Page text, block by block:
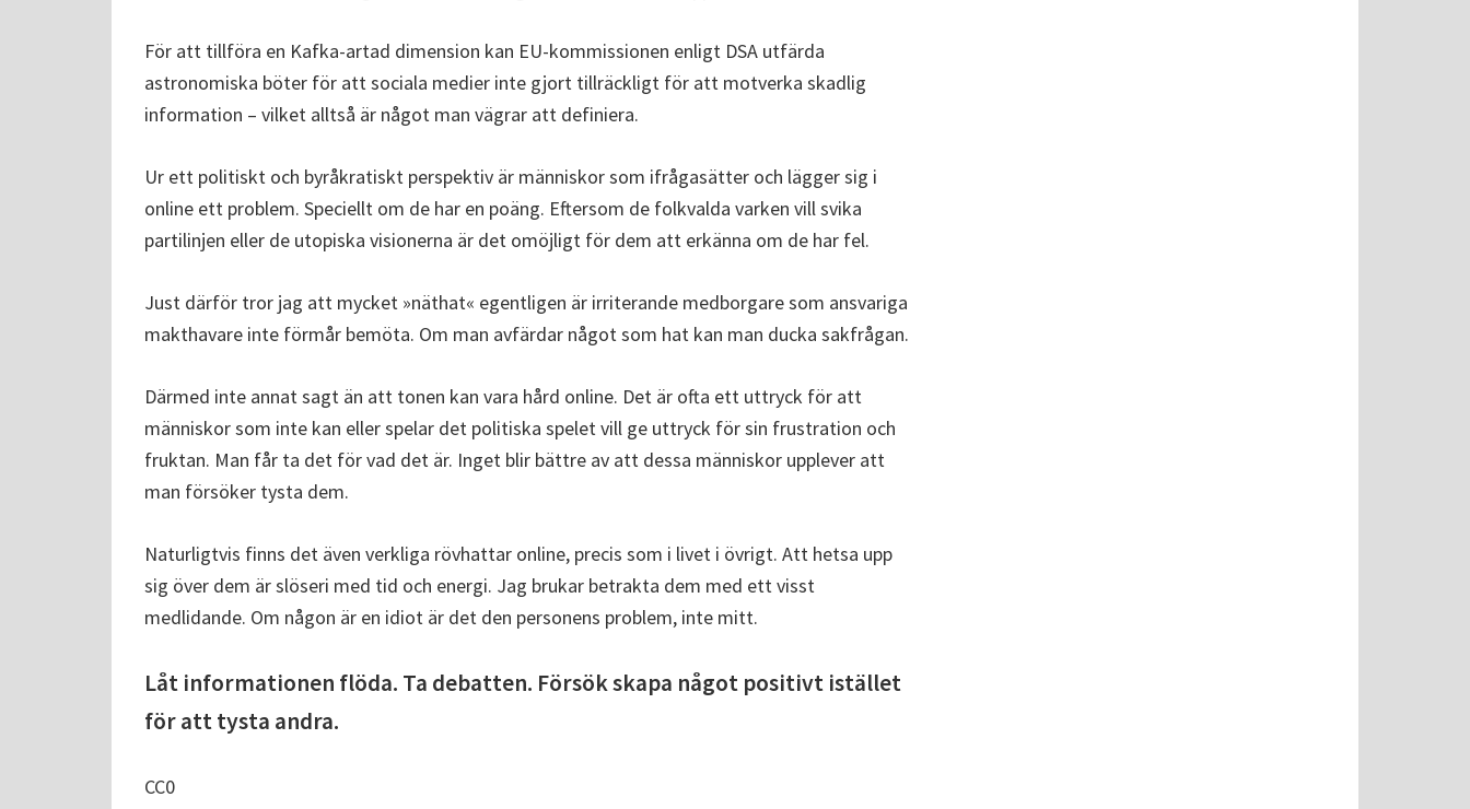
För att tillföra en Kafka-artad dimension kan EU-kommissionen enligt DSA utfärda
astronomiska böter för att sociala medier inte gjort tillräckligt för att motverka skadlig
information – vilket alltså är något man vägrar att definiera.
Ur ett politiskt och byråkratiskt perspektiv är människor som ifrågasätter och lägger sig i
online ett problem. Speciellt om de har en poäng. Eftersom de folkvalda varken vill svika
partilinjen eller de utopiska visionerna är det omöjligt för dem att erkänna om de har fel.
Just därför tror jag att mycket »näthat« egentligen är irriterande medborgare som ansvariga
makthavare inte förmår bemöta. Om man avfärdar något som hat kan man ducka sakfrågan.
Därmed inte annat sagt än att tonen kan vara hård online. Det är ofta ett uttryck för att
människor som inte kan eller spelar det politiska spelet vill ge uttryck för sin frustration och
fruktan. Man får ta det för vad det är. Inget blir bättre av att dessa människor upplever att
man försöker tysta dem.
Naturligtvis finns det även verkliga rövhattar online, precis som i livet i övrigt. Att hetsa upp
sig över dem är slöseri med tid och energi. Jag brukar betrakta dem med ett visst
medlidande. Om någon är en idiot är det den personens problem, inte mitt.
Låt informationen flöda. Ta debatten. Försök skapa något positivt istället
för att tysta andra.
CC0